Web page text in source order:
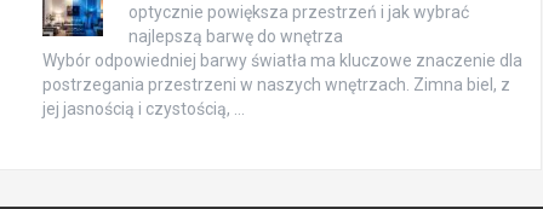
optycznie powiększa przestrzeń i jak wybrać
najlepszą barwę do wnętrza
Wybór odpowiedniej barwy światła ma kluczowe znaczenie dla
postrzegania przestrzeni w naszych wnętrzach. Zimna biel, z
jej jasnością i czystością, …